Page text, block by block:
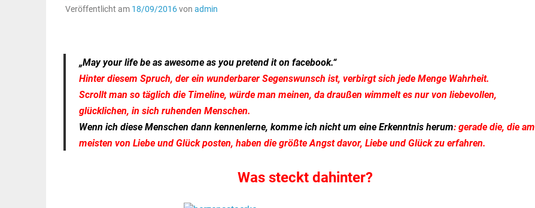
Veröffentlicht am 18/09/2016von admin
„May your life be as awesome as you pretend it on facebook.“
Hinter diesem Spruch, der ein wunderbarer Segenswunsch ist, verbirgt sich jede Menge Wahrheit.
Scrollt man so täglich die Timeline, würde man meinen, da draußen wimmelt es nur von liebevollen,
glücklichen, in sich ruhenden Menschen.
Wenn ich diese Menschen dann kennenlerne, komme ich nicht um eine Erkenntnis herum: gerade die, die am
meisten von Liebe und Glück posten, haben die größte Angst davor, Liebe und Glück zu erfahren.
Was steckt dahinter?